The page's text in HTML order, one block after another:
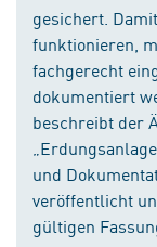
gesichert.
funktionieren,
fachgerecht
dokumentiert
beschreibt der
und
veröffentlicht
gültigen